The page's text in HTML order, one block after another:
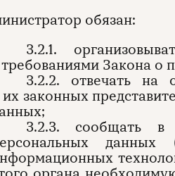
обязан:
3.2.1.
требованиями Закона о
3.2.2. отвечать на
законных
3.2.3. сообщать в